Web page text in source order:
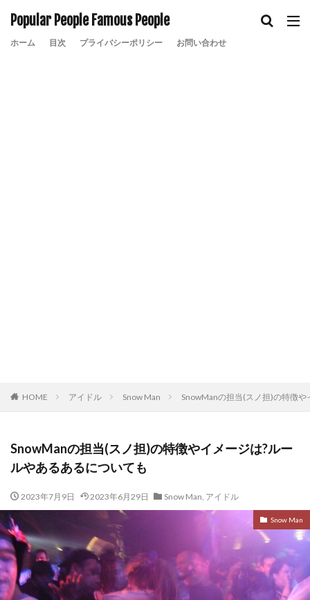
Popular People Famous People
ホーム 目次 プライバシーポリシー お問い合わせ
HOME アイドル Snow Man SnowManの担当(スノ担)の特徴
SnowManの担当(スノ担)の特徴やイメージは?ルー
ルやあるあるについても
2023年7月9日 2023年6月29日 Snow Man, アイドル
Snow Man